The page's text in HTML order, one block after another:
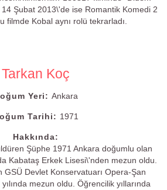
14 Şubat 2013\'de ise Romantik Komedi 2
filmde Kobal aynı rolü tekrarladı.
Tarkan Koç
Yeri: Ankara
Tarihi: 1971
Hakkında:
Şüphe 1971 Ankara doğumlu olan
Kabataş Erkek Lisesi\'nden mezun oldu.
GSÜ Devlet Konservatuarı Opera-Şan
mezun oldu. Öğrencilik yıllarında